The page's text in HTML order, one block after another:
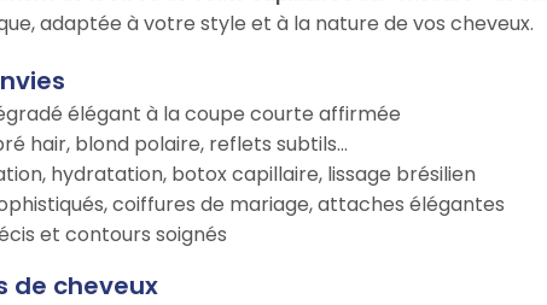
adaptée à votre style et à la nature de vos cheveux.
élégant à la coupe courte affirmée
hair, blond polaire, reflets subtils…
hydratation, botox capillaire, lissage brésilien
coiffures de mariage, attaches élégantes
et contours soignés
de cheveux